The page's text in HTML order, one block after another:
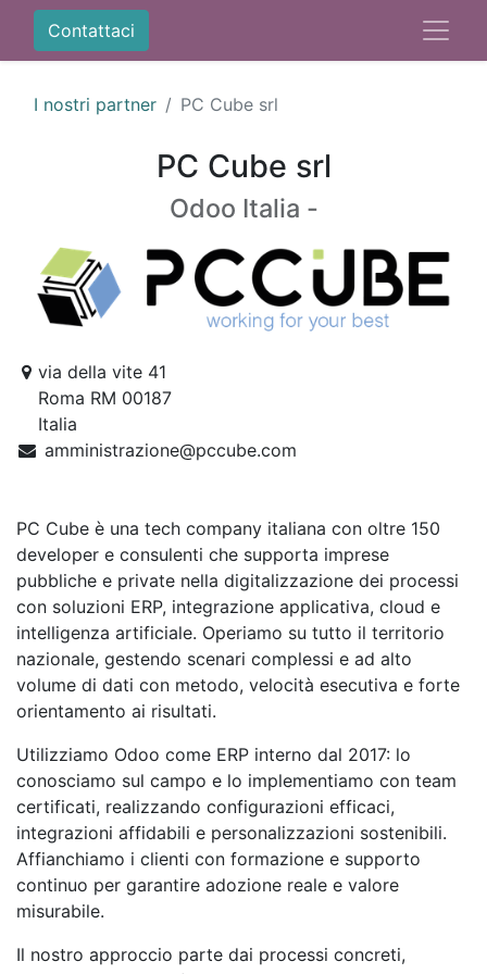
Contattaci
I nostri partner PC Cube srl
PC Cube srl
Odoo Italia -
via della vite 41
Roma RM 00187
Italia
amministrazione@pccube.com
PC Cube è una tech company italiana con oltre 150
developer e consulenti che supporta imprese
pubbliche e private nella digitalizzazione dei processi
con soluzioni ERP, integrazione applicativa, cloud e
intelligenza artificiale. Operiamo su tutto il territorio
nazionale, gestendo scenari complessi e ad alto
volume di dati con metodo, velocità esecutiva e forte
orientamento ai risultati.
Utilizziamo Odoo come ERP interno dal 2017: lo
conosciamo sul campo e lo implementiamo con team
certificati, realizzando configurazioni efficaci,
integrazioni affidabili e personalizzazioni sostenibili.
Affianchiamo i clienti con formazione e supporto
continuo per garantire adozione reale e valore
misurabile.
Il nostro approccio parte dai processi concreti,